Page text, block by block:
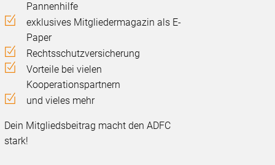
Pannenhilfe
exklusives Mitgliedermagazin als E-
Paper
Rechtsschutzversicherung
Vorteile bei vielen
Kooperationspartnern
und vieles mehr
Dein Mitgliedsbeitrag macht den ADFC
stark!